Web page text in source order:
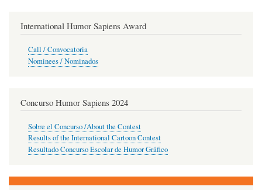
International Humor Sapiens Award
Call / Convocatoria
Nominees / Nominados
Concurso Humor Sapiens 2024
Sobre el Concurso /About the Contest
Results of the International Cartoon Contest
Resultado Concurso Escolar de Humor Gráfico